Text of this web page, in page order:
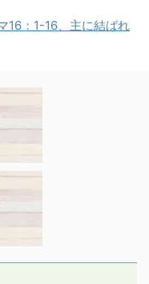
2「深い淵の底か
私の声に耳を傾けて
さい」。 ・人は追い
られ、出口の見えな
16：1-16、主に結ばれ